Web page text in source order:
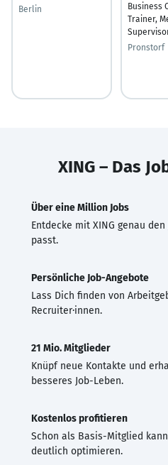
Berlin
Business
Trainer,
Pronstorf
XING – Das
Über eine Million Jobs
Entdecke mit XING genau
passt.
Persönliche Job-Angebote
Lass Dich finden von
Recruiter·innen.
21 Mio. Mitglieder
Knüpf neue Kontakte und
besseres Job-Leben.
Kostenlos profitieren
Schon als Basis-Mitglied
deutlich optimieren.